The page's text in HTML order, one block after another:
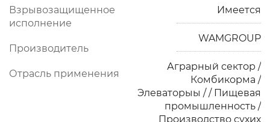
Взрывозащищенное
исполнение
Имеется
Производитель
WAMGROUP
Отрасль применения
Аграрный сектор /
Комбикорма /
Элеваторыы / / Пищевая
промышленность /
Производство сухих